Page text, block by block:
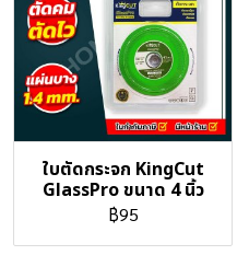
ใบตัดกระจก KingCut
GlassPro ขนาด 4 นิ้ว
฿95